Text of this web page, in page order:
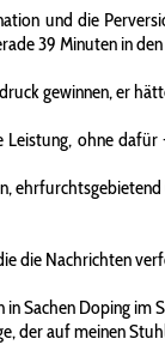
und die
39 Minuten in
gewinnen, er
Leistung, ohne
die Nachrichten
Sachen Doping
der auf meinen